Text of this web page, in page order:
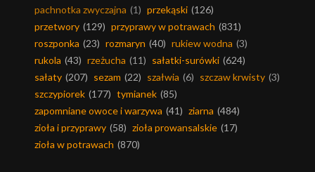
pachnotka zwyczajna (1) przekąski (126)
przetwory (129) przyprawy w potrawach (831)
roszponka (23) rozmaryn (40) rukiew wodna (3)
rukola (43) rzeżucha (11) sałatki-surówki (624)
sałaty (207) sezam (22) szałwia (6) szczaw krwisty (3)
szczypiorek (177) tymianek (85)
zapomniane owoce i warzywa (41) ziarna (484)
zioła i przyprawy (58) zioła prowansalskie (17)
zioła w potrawach (870)